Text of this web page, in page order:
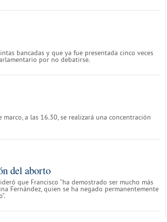
bancadas y que ya fue presentada cinco veces
por no debatirse.
a las 16.30, se realizará una concentración
del aborto
que Francisco “ha demostrado ser mucho más
Fernández, quien se ha negado permanentemente